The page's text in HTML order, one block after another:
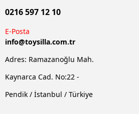
0216 597 12 10
E-Posta
info@toysilla.com.tr
Adres: Ramazanoğlu Mah.
Kaynarca Cad. No:22 -
Pendik / İstanbul / Türkiye